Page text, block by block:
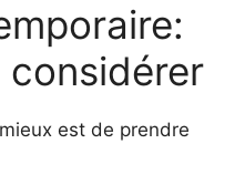
considérer
est de prendre